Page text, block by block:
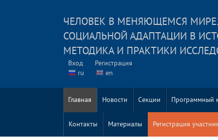
ЧЕЛОВЕК В МЕНЯЮЩЕМСЯ
СОЦИАЛЬНОЙ АДАПТАЦИИ В
МЕТОДИКА И ПРАКТИКИ
Вход
Регистрация
ru
en
Главная Новости Секции Программный
Контакты Материалы Регистрация